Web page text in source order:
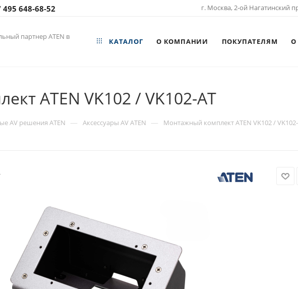
495 648-68-52 г. Москва, 2-ой Нагатинский
партнер ATEN в
КАТАЛОГ О КОМПАНИИ ПОКУПАТЕЛЯМ О
ATEN VK102 / VK102-AT
AV решения ATEN — Аксессуары AV ATEN — Монтажный комплект ATEN VK102 /